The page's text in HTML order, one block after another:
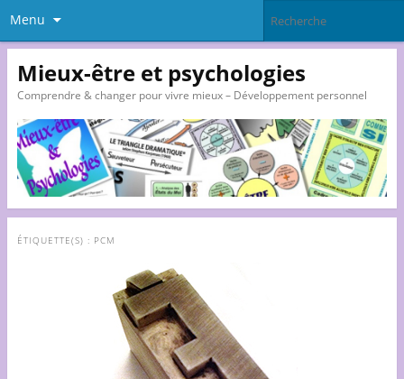
Menu
Mieux-être et psychologies
Comprendre & changer pour vivre mieux – Développement personnel
ÉTIQUETTE(S) : PCM